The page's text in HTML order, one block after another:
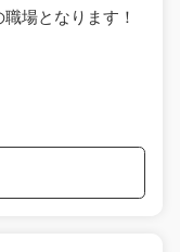
場となります！